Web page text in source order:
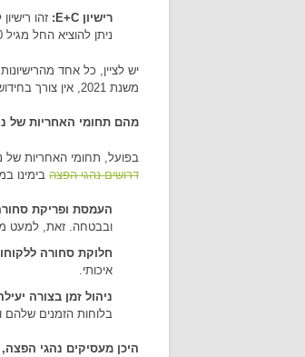
רישיון E+C:
ניתן להוציא החל מגיל 20, והוא מחייב וותק של שנה ברישיון דרגת C.
יש לציין, כל אחד
משנת 2021, אין צורך בחידוש הרישיון מתחת לגיל 70.
מהם תחומי האחריות של
בפועל, תחומי האחריות של
דרושים נהגי הפצה בימינו
העמסת ופריקת
ובבטחה. זאת, למעט
חלוקת סחורה
איכותי.
ניהול זמן בצורה
בלוחות הזמנים שלהם
היכן מעסיקים נהגי